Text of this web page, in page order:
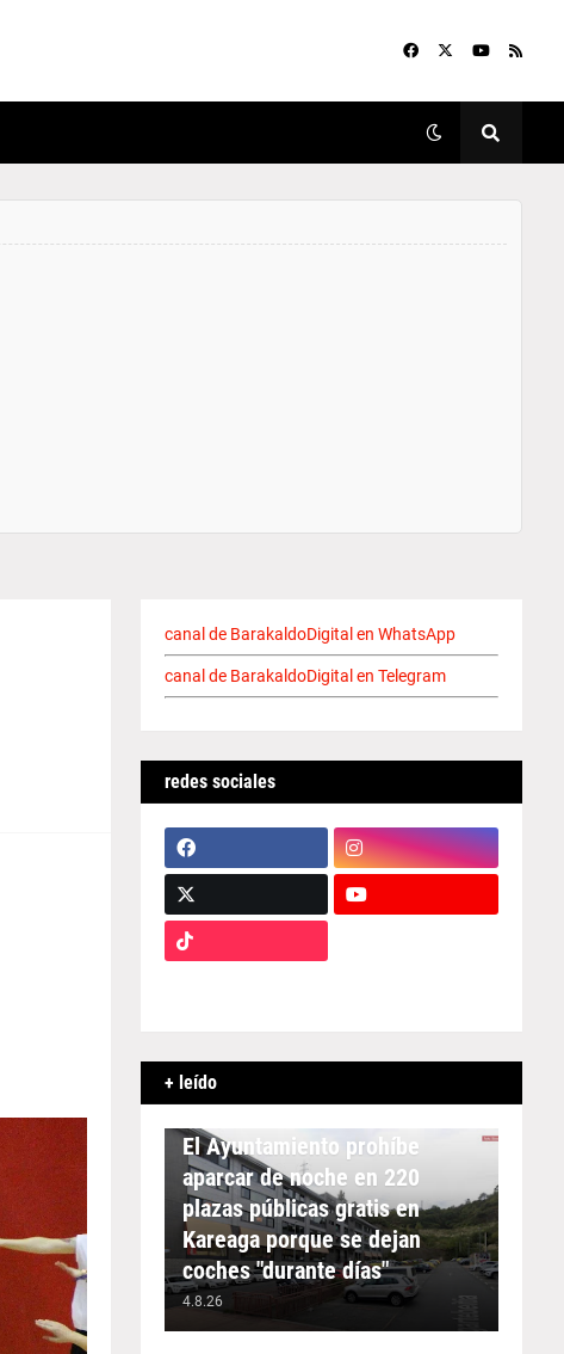
canal de BarakaldoDigital en WhatsApp
canal de BarakaldoDigital en Telegram
redes sociales
+ leído
APARCAMIENTO
El Ayuntamiento prohíbe
aparcar de noche en 220
plazas públicas gratis en
Kareaga porque se dejan
coches "durante días"
4.8.26